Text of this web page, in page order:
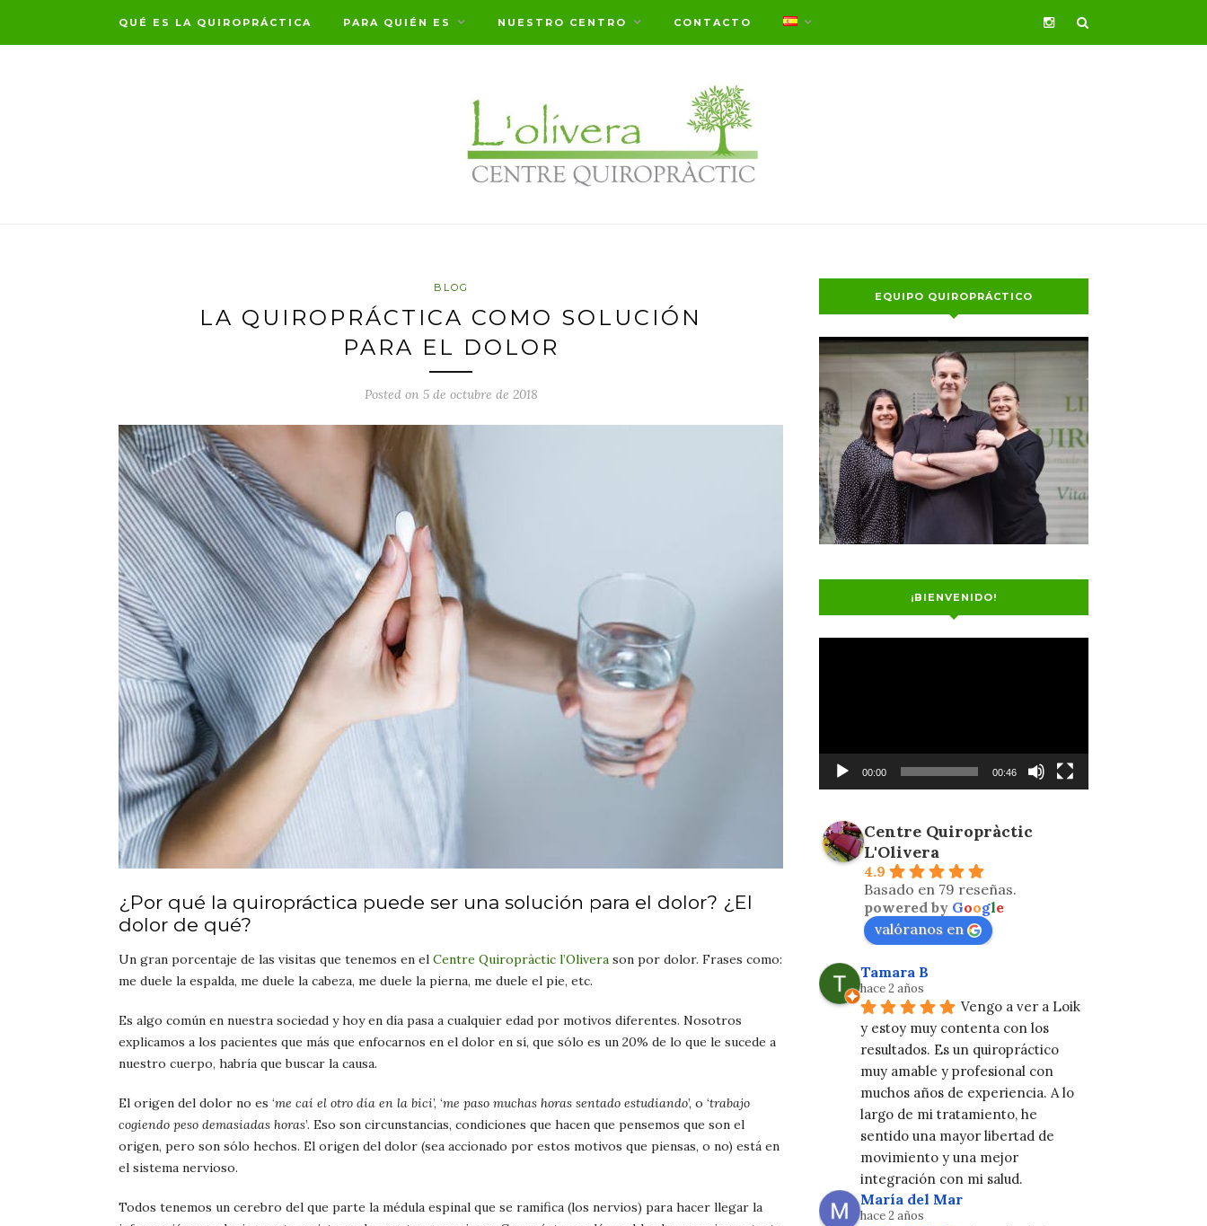
QUÉ ES LA QUIROPRÁCTICA PARA QUIÉN ES NUESTRO CENTRO CONTACTO
BLOG
LA QUIROPRÁCTICA COMO SOLUCIÓN
PARA EL DOLOR
Posted on 5 de octubre de 2018
¿Por qué la quiropráctica puede ser una solución para el dolor? ¿El
dolor de qué?
Un gran porcentaje de las visitas que tenemos en el Centre Quiropràctic l’Olivera son por dolor. Frases como:
me duele la espalda, me duele la cabeza, me duele la pierna, me duele el pie, etc.
Es algo común en nuestra sociedad y hoy en día pasa a cualquier edad por motivos diferentes. Nosotros
explicamos a los pacientes que más que enfocarnos en el dolor en sí, que sólo es un 20% de lo que le sucede a
nuestro cuerpo, habría que buscar la causa.
El origen del dolor no es ‘me caí el otro día en la bici’, ‘me paso muchas horas sentado estudiando’, o ‘trabajo
cogiendo peso demasiadas horas’. Eso son circunstancias, condiciones que hacen que pensemos que son el
origen, pero son sólo hechos. El origen del dolor (sea accionado por estos motivos que piensas, o no) está en
el sistema nervioso.
Todos tenemos un cerebro del que parte la médula espinal que se ramifica (los nervios) para hacer llegar la
EQUIPO QUIROPRÁCTICO
¡BIENVENIDO!
00:00 00:46
Centre Quiropràctic
L'Olivera
4.9
Basado en 79 reseñas.
powered by Google
valóranos en
Tamara B
hace 2 años
Vengo a ver a Loik
y estoy muy contenta con los
resultados. Es un quiropráctico
muy amable y profesional con
muchos años de experiencia. A lo
largo de mi tratamiento, he
sentido una mayor libertad de
movimiento y una mejor
integración con mi salud.
María del Mar
hace 2 años